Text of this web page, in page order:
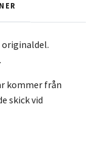
originaldel.
kommer från
skick vid